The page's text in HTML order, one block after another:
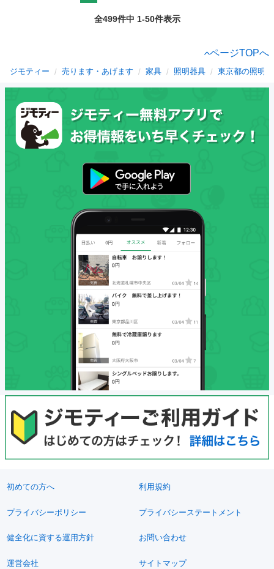
全499件中 1-50件表示
ページTOPへ
ジモティー 売ります・あげます 家具 照明器具 東京都の照明
初めての方へ 利用規約
プライバシーポリシー プライバシーステートメント
健全化に資する運用方針 お問い合わせ
運営会社 サイトマップ